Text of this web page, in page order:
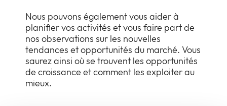
Nous pouvons également vous aider à
planifier vos activités et vous faire part de
nos observations sur les nouvelles
tendances et opportunités du marché. Vous
saurez ainsi où se trouvent les opportunités
de croissance et comment les exploiter au
mieux.